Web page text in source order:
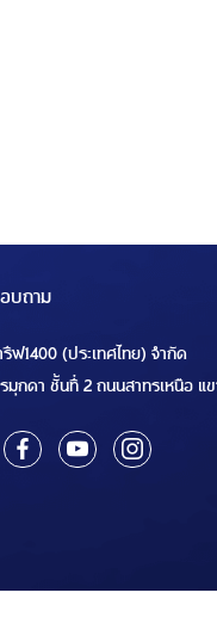
บถาม
ฟ1400 (ประเทศไทย) จำกัด
มุกดา ชั้นที่ 2 ถนนสาทรเหนือ แ